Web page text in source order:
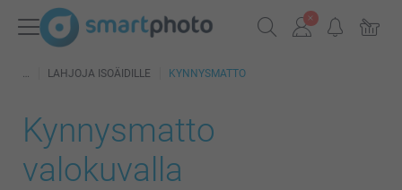
LAHJOJA ISOÄIDILLE KYNNYSMATTO
Kynnysmatto
valokuvalla